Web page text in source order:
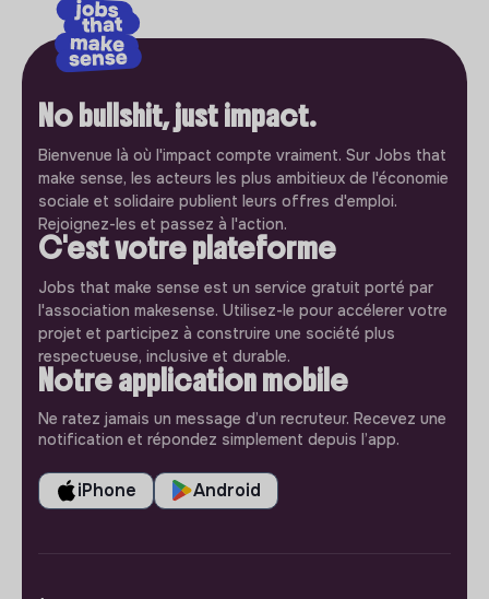
No bullshit, just impact.
Bienvenue là où l'impact compte vraiment. Sur Jobs that
make sense, les acteurs les plus ambitieux de l'économie
sociale et solidaire publient leurs offres d'emploi.
Rejoignez-les et passez à l'action.
C'est votre plateforme
Jobs that make sense est un service gratuit porté par
l'association makesense. Utilisez-le pour accélerer votre
projet et participez à construire une société plus
respectueuse, inclusive et durable.
Notre application mobile
Ne ratez jamais un message d’un recruteur. Recevez une
notification et répondez simplement depuis l’app.
iPhone Android